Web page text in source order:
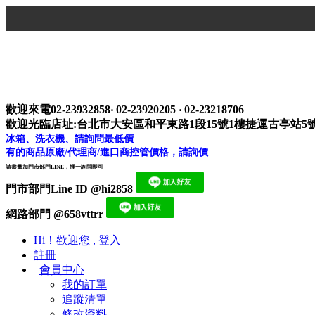
歡迎來電02-23932858‧ 02-23920205 ‧ 02-23218706
歡迎光臨店址:台北市大安區和平東路1段15號1樓捷運古亭站5
冰箱、洗衣機、請詢問最低價
有的商品原廠/代理商/進口商控管價格，請詢價
請盡量加門市部門LINE，擇一詢問即可
門市部門Line ID @hi2858
網路部門 @658vttrr
Hi！歡迎您 , 登入
註冊
會員中心
我的訂單
追蹤清單